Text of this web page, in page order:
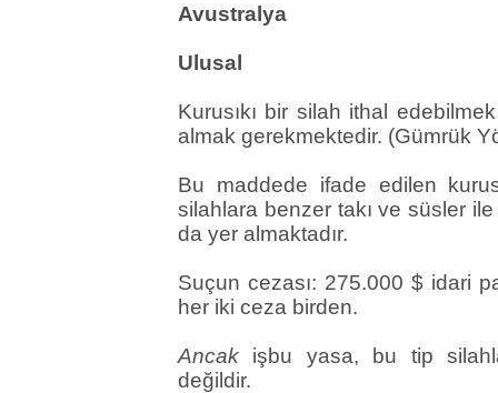
Avustralya
Ulusal
Kurusıkı bir silah ithal
almak gerekmektedir. (Gümrük
Bu maddede ifade edilen
silahlara benzer takı ve süsler
da yer almaktadır.
Suçun cezası: 275.000 $ idari
her iki ceza birden.
Ancak işbu yasa, bu tip
değildir.